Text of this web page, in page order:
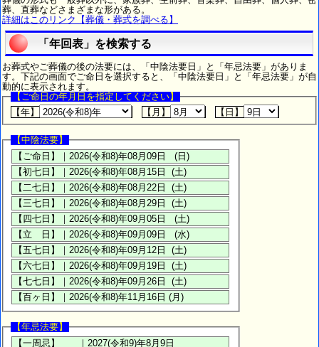
葬、直葬などさまざまな形がある。
詳細はこのリンク【葬儀・葬式を調べる】
「年回表」を検索する
お葬式やご葬儀の後の法要には、「中陰法要日」と「年忌法要」がありま
す。下記の画面でご命日を選択すると、「中陰法要日」と「年忌法要」が自
動的に表示されます。
【ご命日の年月日を指定してください】
【年】
【月】 【日】
【中陰法要】
【年忌法要】